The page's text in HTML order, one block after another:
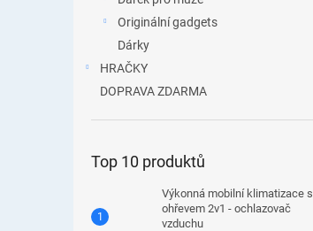
Originální gadgets
Dárky
HRAČKY
DOPRAVA ZDARMA
Top 10 produktů
Výkonná mobilní klimatizace s
ohřevem 2v1 - ochlazovač
vzduchu